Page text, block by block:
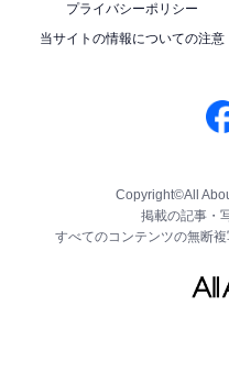
プライバシーポリシー
当サイトの情報についての注意
Copyright©All
掲載の記事・
すべてのコンテンツの無断